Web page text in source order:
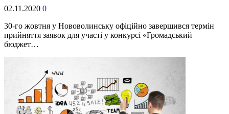
02.11.2020 0
30-го жовтня у Нововолинську офіційно завершився термін
прийняття заявок для участі у конкурсі «Громадський
бюджет…